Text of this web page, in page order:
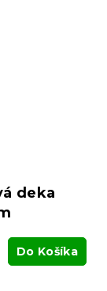
deka
Do Košíka